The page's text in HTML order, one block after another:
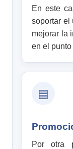
En este
soportar el
mejorar la
en el
▤
Por otra